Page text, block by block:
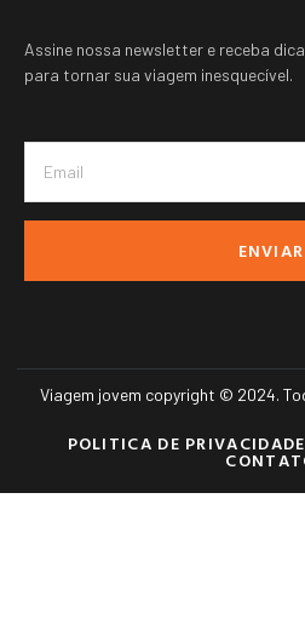
Assine nossa newsletter e receba
para tornar sua viagem inesquecível.
ENVIAR
Viagem jovem copyright © 2024.
POLITICA DE PRIVACIDADE